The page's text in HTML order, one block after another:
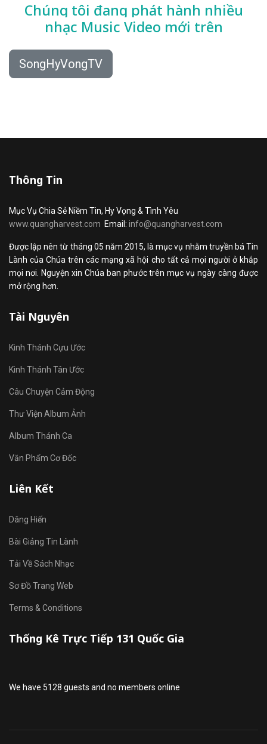
Chúng tôi đang phát hành nhiều
nhạc Music Video mới trên
SongHyVongTV
Thông Tin
Mục Vụ Chia Sẻ Niềm Tin, Hy Vọng & Tình Yêu
www.quangharvest.com Email: info@quangharvest.com
Được lập nên từ tháng 05 năm 2015, là mục vụ nhằm truyền bá Tin
Lành của Chúa trên các mạng xã hội cho tất cả mọi người ở khắp
mọi nơi. Nguyện xin Chúa ban phước trên mục vụ ngày càng được
mở rộng hơn.
Tài Nguyên
Kinh Thánh Cựu Ước
Kinh Thánh Tân Ước
Câu Chuyện Cảm Động
Thư Viện Album Ảnh
Album Thánh Ca
Văn Phẩm Cơ Đốc
Liên Kết
Dâng Hiến
Bài Giảng Tin Lành
Tải Về Sách Nhạc
Sơ Đồ Trang Web
Terms & Conditions
Thống Kê Trực Tiếp 131 Quốc Gia
We have 5128 guests and no members online